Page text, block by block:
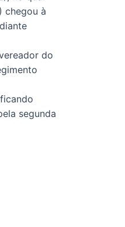
chegou à
do
segunda